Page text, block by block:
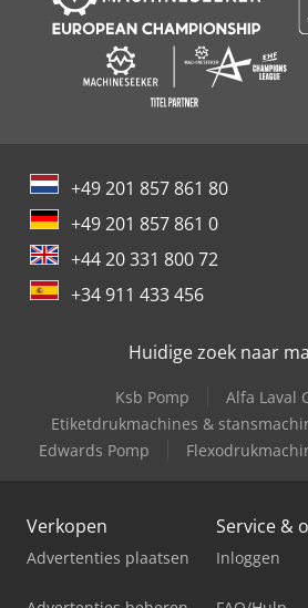
+49 201 857 861 80
+49 201 857 861 0
+44 20 331 800 72
+34 911 433 456
Huidige zoek naar
Ksb Pomp
Alfa Laval
Etiketdrukmachines &
Edwards Pomp
Verkopen
Advertenties plaatsen
Service &
Inloggen